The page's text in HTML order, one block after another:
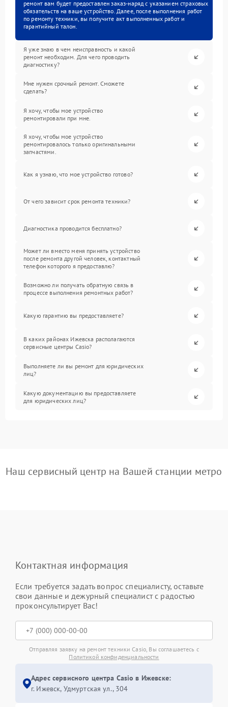
ремонт вам будет предоставлен заказ-наряд с указанием страховых
обязательств на ваше устройство. Далее, после выполнения работ
по ремонту техники, вы получите акт выполненных работ и
гарантийный талон.
Я уже знаю в чем неисправность и какой
ремонт необходим. Для чего проводить
диагностику?
Мне нужен срочный ремонт. Сможете
сделать?
Я хочу, чтобы мое устройство
ремонтировали при мне.
Я хочу, чтобы мое устройство
ремонтировалось только оригинальными
запчастями.
Как я узнаю, что мое устройство готово?
От чего зависит срок ремонта техники?
Диагностика проводится бесплатно?
Может ли вместо меня принять устройство
после ремонта другой человек, контактный
телефон которого я предоставлю?
Возможно ли получать обратную связь в
процессе выполнения ремонтных работ?
Какую гарантию вы предоставляете?
В каких районах Ижевска располагаются
сервисные центры Casio?
Выполняете ли вы ремонт для юридических
лиц?
Какую документацию вы предоставляете
для юридических лиц?
Наш сервисный центр на Вашей станции метро
Контактная информация
Если требуется задать вопрос специалисту, оставьте
свои данные и дежурный специалист с радостью
проконсультирует Вас!
Отправляя заявку на ремонт техники Casio, Вы соглашаетесь с
Политикой конфиденциальности
Адрес сервисного центра Casio в Ижевске:
г. Ижевск, Удмуртская ул., 304